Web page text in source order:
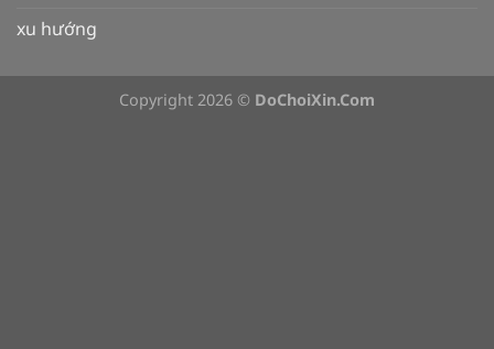
xu hướng
Copyright 2026 © DoChoiXin.Com